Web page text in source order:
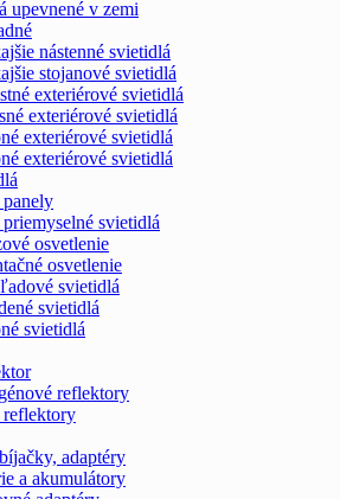
upevnené v zemi
nástenné svietidlá
stojanové svietidlá
exteriérové svietidlá
exteriérové svietidlá
exteriérové svietidlá
exteriérové svietidlá
svietidlá
osvetlenie
osvetlenie
svietidlá
svietidlá
svietidlá
reflektory
adaptéry
a akumulátory